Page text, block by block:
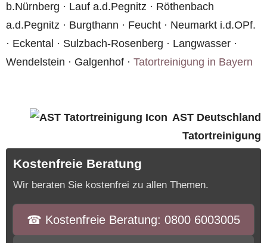
b.Nürnberg · Lauf a.d.Pegnitz · Röthenbach
a.d.Pegnitz · Burgthann · Feucht · Neumarkt i.d.OPf.
· Eckental · Sulzbach-Rosenberg · Langwasser ·
Wendelstein · Galgenhof · Tatortreinigung in Bayern
AST Deutschland
Tatortreinigung
Kostenfreie Beratung
Wir beraten Sie kostenfrei zu allen Themen.
☎︎ Kostenfreie Beratung: 0800 6003005